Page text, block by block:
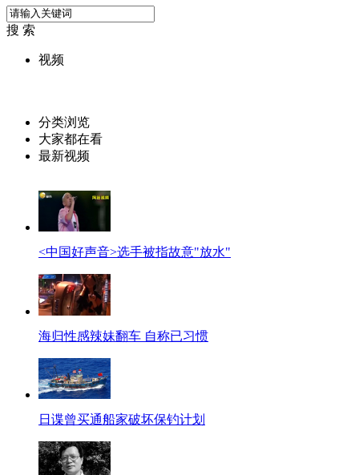
搜 索
视频
分类浏览
大家都在看
最新视频
<中国好声音>选手被指故意"放水"
海归性感辣妹翻车 自称已习惯
日谍曾买通船家破坏保钓计划